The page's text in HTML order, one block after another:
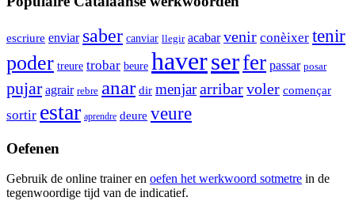
escriure enviar saber canviar llegir acabar venir conèixer tenir
poder treure trobar beure haverserfer passar posar
pujar agrair rebre anar dir menjararribarvoler començar
sortir estar aprendre deure veure
Oefenen
Gebruik de online trainer en oefen het werkwoord sotmetre in de
tegenwoordige tijd van de indicatief.